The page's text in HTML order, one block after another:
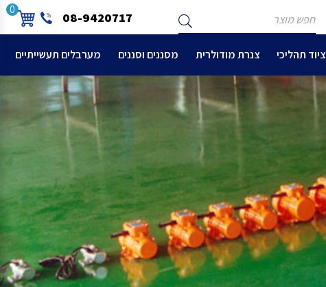
מוצר
08-9420717
0
ציוד תהליכי צנרת מודולרית מסננים וסננים מערבלים תעשייתיים